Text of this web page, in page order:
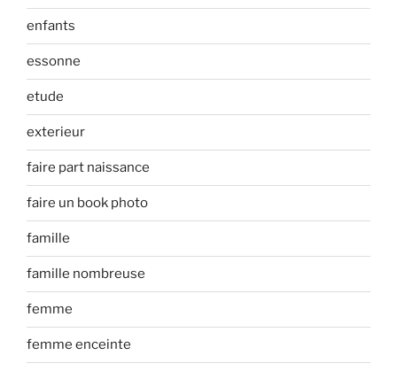
enfants
essonne
etude
exterieur
faire part naissance
faire un book photo
famille
famille nombreuse
femme
femme enceinte